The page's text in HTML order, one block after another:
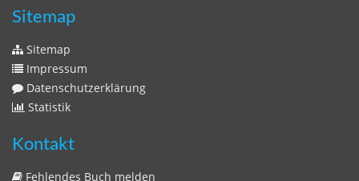
Sitemap
Sitemap
Impressum
Datenschutzerklärung
Statistik
Kontakt
Fehlendes Buch melden